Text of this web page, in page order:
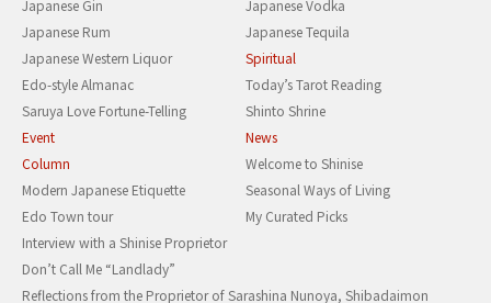
Japanese Gin
Japanese Vodka
Japanese Rum
Japanese Tequila
Japanese Western Liquor
Spiritual
Edo-style Almanac
Today’s Tarot Reading
Saruya Love Fortune-Telling
Shinto Shrine
Event
News
Column
Welcome to Shinise
Modern Japanese Etiquette
Seasonal Ways of Living
Edo Town tour
My Curated Picks
Interview with a Shinise Proprietor
Don’t Call Me “Landlady”
Reflections from the Proprietor of Sarashina Nunoya, Shibadaimon